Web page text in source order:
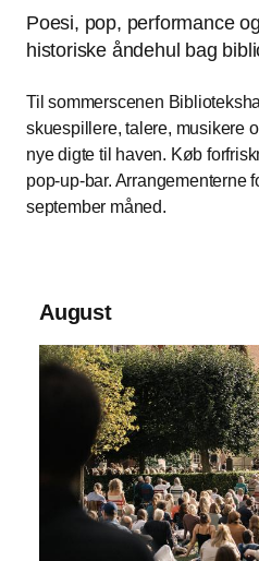
Poesi, pop, performance
historiske åndehul bag
Til sommerscenen
skuespillere, talere, musikere
nye digte til haven. Køb
pop-up-bar. Arrangementerne
september måned.
August